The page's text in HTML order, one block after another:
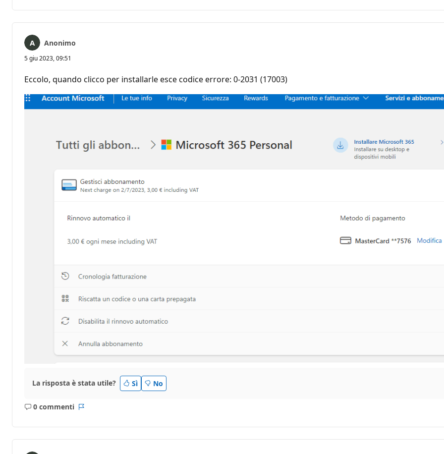
Anonimo
5 giu 2023, 09:51
Eccolo, quando clicco per installarle esce codice errore: 0-2031 (17003)
La risposta è stata utile? Sì No
0 commenti
Nessun